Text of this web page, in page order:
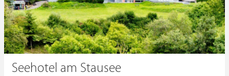
Seehotel am Stausee